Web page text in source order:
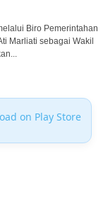
Biro Pemerintahan
Marliati sebagai Wakil